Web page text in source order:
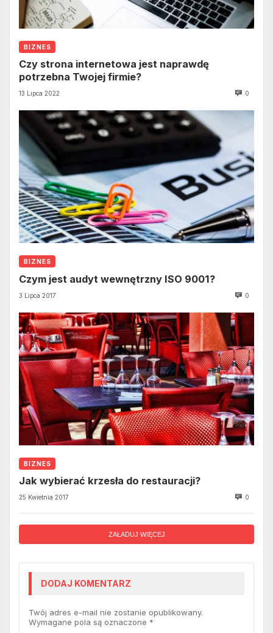
BIZNES
Czy strona internetowa jest naprawdę
potrzebna Twojej firmie?
13 Lipca 2022 0
BIZNES
Czym jest audyt wewnętrzny ISO 9001?
3 Lipca 2017 0
BIZNES
Jak wybierać krzesła do restauracji?
25 Kwietnia 2017 0
ZAŁADUJ WIĘCEJ
DODAJ KOMENTARZ
Twój adres e-mail nie zostanie opublikowany.
Wymagane pola są oznaczone *